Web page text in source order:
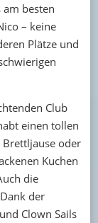
am besten
– keine
Plätze und
Club
einen tollen
Brettljause oder
Kuchen
die
der
Clown Sails